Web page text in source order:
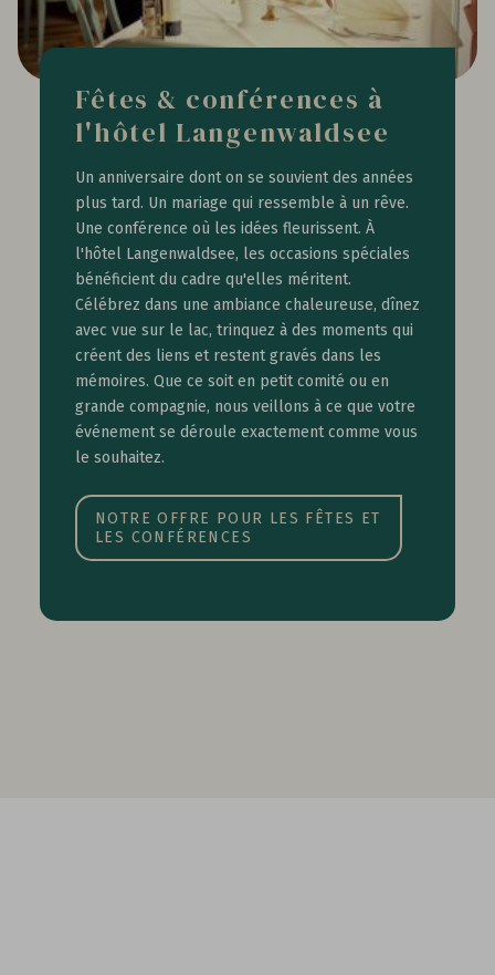
Fêtes & conférences à
l'hôtel Langenwaldsee
Un anniversaire dont on se souvient des années
plus tard. Un mariage qui ressemble à un rêve.
Une conférence où les idées fleurissent. À
l'hôtel Langenwaldsee, les occasions spéciales
bénéficient du cadre qu'elles méritent.
Célébrez dans une ambiance chaleureuse, dînez
avec vue sur le lac, trinquez à des moments qui
créent des liens et restent gravés dans les
mémoires. Que ce soit en petit comité ou en
grande compagnie, nous veillons à ce que votre
événement se déroule exactement comme vous
le souhaitez.
NOTRE OFFRE POUR LES FÊTES ET
LES CONFÉRENCES